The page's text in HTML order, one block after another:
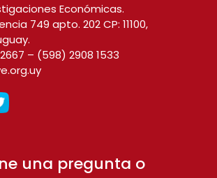
Económicas.
749 apto. 202 CP: 11100,
– (598) 2908 1533
una pregunta o